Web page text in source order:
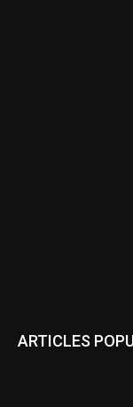
ARTICLES